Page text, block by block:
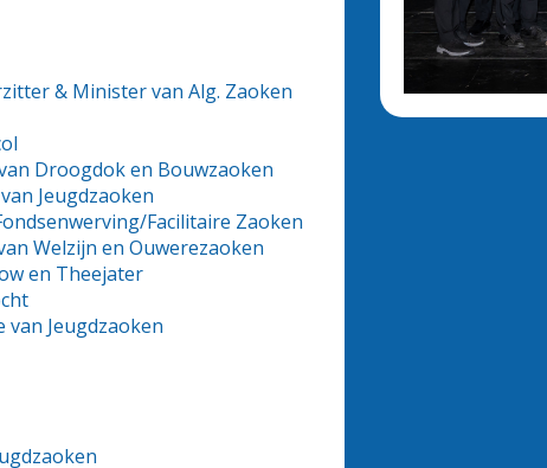
& Minister van Alg. Zaoken
Droogdok en Bouwzaoken
Jeugdzaoken
Facilitaire Zaoken
Welzijn en Ouwerezaoken
en Theejater
Jeugdzaoken